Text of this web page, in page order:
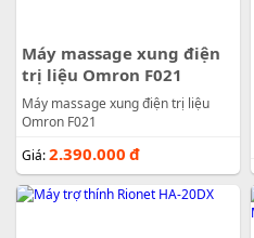
Máy massage xung điện
trị liệu Omron F021
Máy massage xung điện trị liệu
Omron F021
Giá:2.390.000 đ